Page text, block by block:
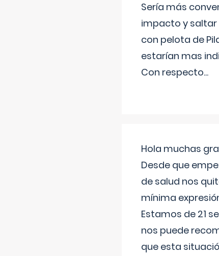
Sería más
impacto y saltar
con pelota de
estarían mas
Con respecto...
Hola muchas
Desde que
de salud nos
mínima
Estamos de 21
nos puede
que esta